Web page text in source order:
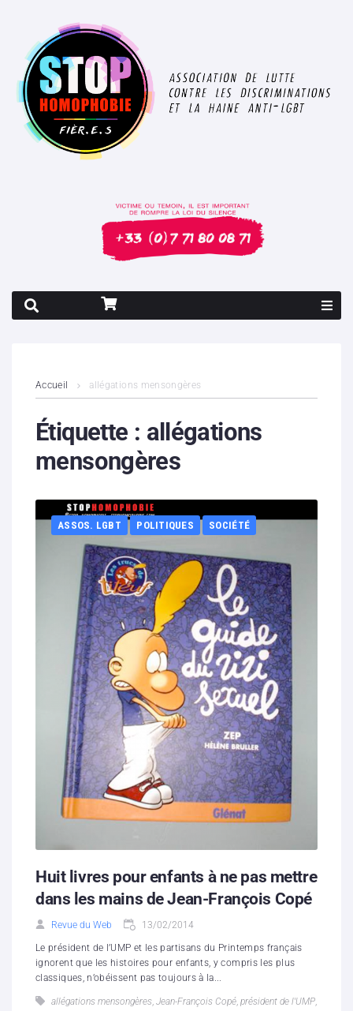
Contenus litigieux
Nous soutenir
Partenaires
Hébergement solidaire
Accueil allégations mensongères
Étiquette : allégations
mensongères
ASSOS. LGBT POLITIQUES SOCIÉTÉ
Huit livres pour enfants à ne pas mettre
dans les mains de Jean-François Copé
Revue du Web 13/02/2014
Le président de l’UMP et les partisans du Printemps français
ignorent que les histoires pour enfants, y compris les plus
classiques, n’obéissent pas toujours à la...
allégations mensongères, Jean-François Copé, président de l'UMP,